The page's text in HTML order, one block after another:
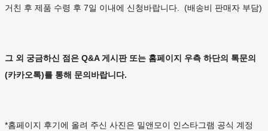
거친 후 제품 수령 후 7일 이내에 신청바랍니다. (배송비 판매자 부담)
그 외 궁금하신 점은 Q&A 게시판 또는 홈페이지 우측 하단의 톡문의
(카카오톡)를 통해 문의바랍니다.
*홈페이지 후기에 올려 주신 사진은 밀앤모이 인스타그램 공식 계정